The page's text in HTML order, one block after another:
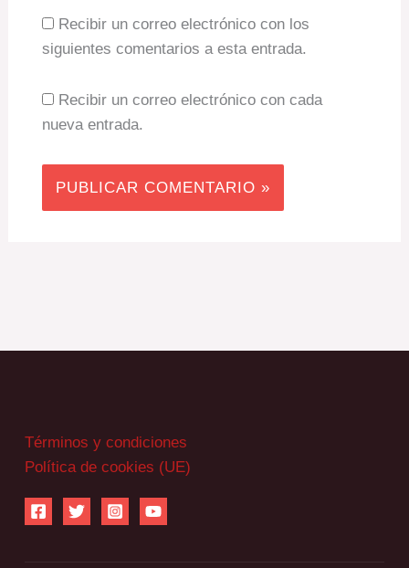
Recibir un correo electrónico con los
siguientes comentarios a esta entrada.
Recibir un correo electrónico con cada
nueva entrada.
Términos y condiciones
Política de cookies (UE)